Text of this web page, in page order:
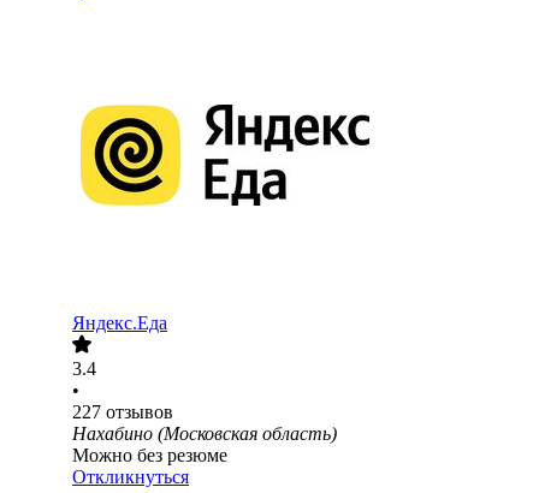
Яндекс.Еда
3.4
•
227 отзывов
Нахабино (Московская область)
Можно без резюме
Откликнуться